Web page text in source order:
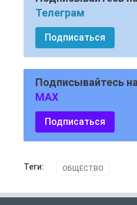
Телеграм
Подписаться
Подписывайтесь
MAX
Подписаться
Теги: ОБЩЕСТВО